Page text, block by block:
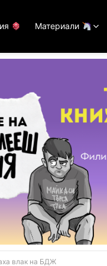
Материали
влак на БДЖ